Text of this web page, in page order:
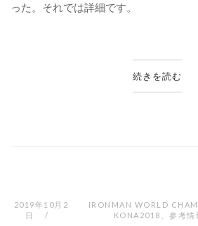
った。それでは詳細です。
続きを読む
2019年10月2
日
IRONMAN WORLD
KONA2018
、参考情